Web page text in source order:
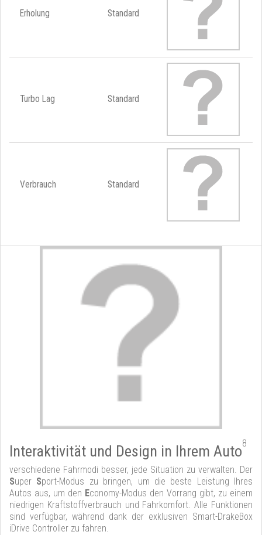
Erholung Standard
Turbo Lag Standard
Verbrauch Standard
Interaktivität und Design in Ihrem Auto8
verschiedene Fahrmodi besser, jede Situation zu verwalten. Der
Super Sport-Modus zu bringen, um die beste Leistung Ihres
Autos aus, um den Economy-Modus den Vorrang gibt, zu einem
niedrigen Kraftstoffverbrauch und Fahrkomfort. Alle Funktionen
sind verfügbar, während dank der exklusiven Smart-DrakeBox
iDrive Controller zu fahren.